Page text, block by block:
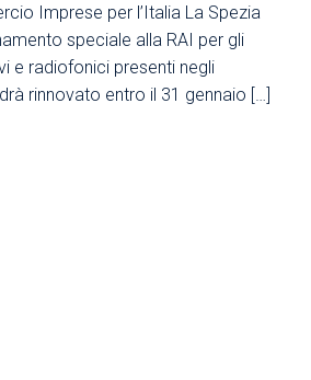
Imprese per l’Italia La Spezia
speciale alla RAI per gli
e radiofonici presenti negli
rinnovato entro il 31 gennaio […]